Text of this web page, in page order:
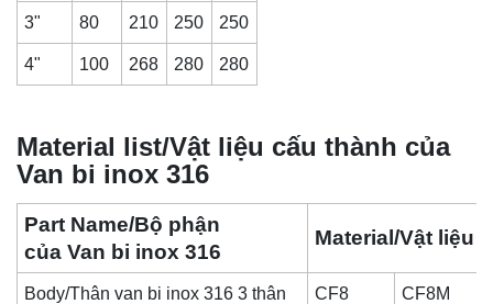
3" 80 210 250 250
4" 100 268 280 280
Material list/Vật liệu cấu thành của
Van bi inox 316
Part Name/Bộ phận
của Van bi inox 316
Material/Vật liệu
Body/Thân van bi inox 316 3 thân CF8 CF8M